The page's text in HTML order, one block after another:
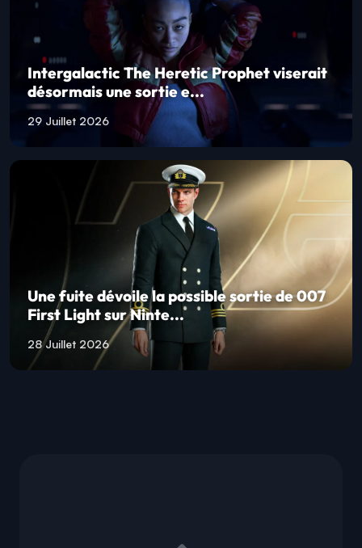
Intergalactic The Heretic Prophet viserait
désormais une sortie e...
29 Juillet 2026
Une fuite dévoile la possible sortie de 007
First Light sur Ninte...
28 Juillet 2026